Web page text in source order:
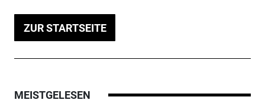
ZUR STARTSEITE
MEISTGELESEN